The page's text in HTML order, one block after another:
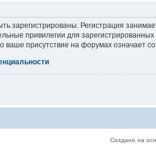
зарегистрированы. Регистрация
привилегии для
присутствие на форумах означает
Создано на